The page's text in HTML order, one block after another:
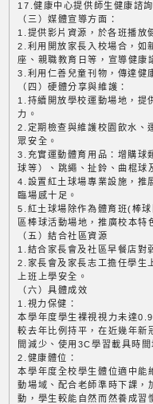
17.健康中心提供師生健康諮
（三）媒體宣導方面：
1.提供影片資源，於各班播放
2.利用開放家長入校場合，如
座、親職教育日等，宣導健康
3.利用仁善兒童刊物，傳達健
（四）硬體分享與維護：
1.持續開放學校運動場地，提
力。
2.定期檢查與維護校園飲水、
眾安全。
3.充實運動體育用品：增購球
球等）、跳繩、扯鈴、曲棍球
4.設置紅土球場專業設施，推
臨場感十足。
5.紅土球場除作為體育班(棒
區棒球活動場地，推廣校本特
（五）結合社區資源
1.結合家長會及社區早餐店對
2.家長會及家長志工擔任學生
上班上學安全。
（六）具體成效
1.視力保健：
本學年度學生裸視視力未達
較去年比例持平，在近幾年新
間減少、使用3C學習載具時
2.健康體位：
本學年度全校學生體位適中
動場域、配合老師準時下課，
動，學生較能自然而然養成習